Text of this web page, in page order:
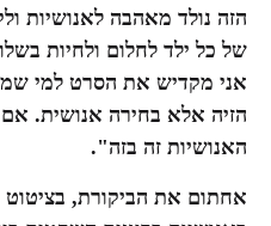
הזה נולד מאהבה לאנושיות
של כל ילד לחלום ולחיות
אני מקדיש את הסרט למי
הזיה אלא בחירה אנושית.
האנושיות זה בזה".
אחתום את הביקורת,